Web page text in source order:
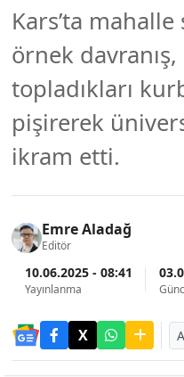
Kars’ta
örnek
topladıkları
pişirerek
ikram etti.
Emre Aladağ
Editör
10.06.2025 - 08:41
Yayınlanma
A